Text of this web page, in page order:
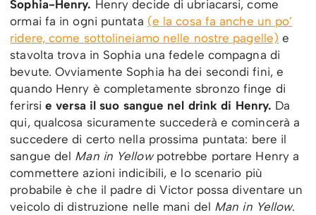
Sophia-Henry. Henry decide di ubriacarsi, come
ormai fa in ogni puntata (e la cosa fa anche un po’
ridere, come sottolineiamo nelle nostre pagelle) e
stavolta trova in Sophia una fedele compagna di
bevute. Ovviamente Sophia ha dei secondi fini, e
quando Henry è completamente sbronzo finge di
ferirsie versa il suo sangue nel drink di Henry. Da
qui, qualcosa sicuramente succederà e comincerà a
succedere di certo nella prossima puntata: bere il
sangue del Man in Yellow potrebbe portare Henry a
commettere azioni indicibili, e lo scenario più
probabile è che il padre di Victor possa diventare un
veicolo di distruzione nelle mani del Man in Yellow.